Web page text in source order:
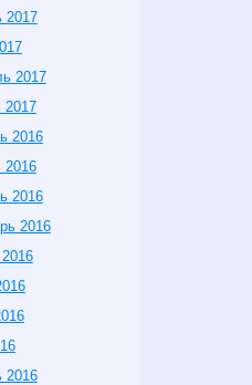
2017
2017
2017
2016
2016
2016
2016
2016